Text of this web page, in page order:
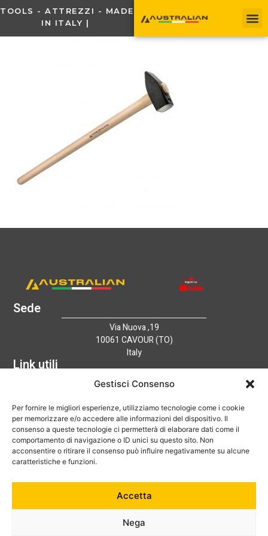
Gestisci Consenso
Per fornire le migliori esperienze, utilizziamo tecnologie come i cookie
per memorizzare e/o accedere alle informazioni del dispositivo. Il
consenso a queste tecnologie ci permetterà di elaborare dati come il
comportamento di navigazione o ID unici su questo sito. Non
acconsentire o ritirare il consenso può influire negativamente su alcune
caratteristiche e funzioni.
Accetta
Nega
TOOLS - ATTREZZI - MADE
IN ITALY |
Sede
Via Nuova ,19
10061 CAVOUR (TO)
Italy
Link utili
Home
Catalogo
Tecnologia
News
Contatti
Hai bisogno di aiuto?
+39 0121 600752
info@australian-srl.com